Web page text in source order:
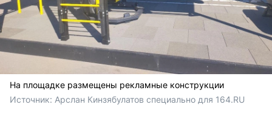
На площадке размещены рекламные конструкции
Источник: Арслан Кинзябулатов специально для 164.RU